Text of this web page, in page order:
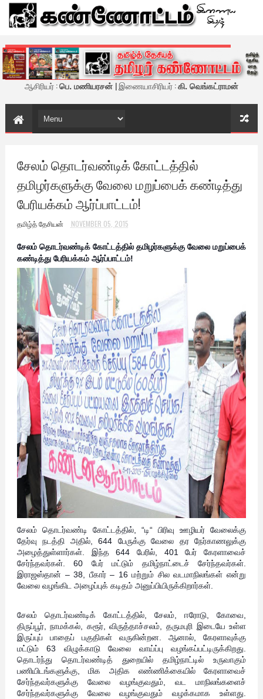
கண்ணோட்டம் - இணைய இதழ்
ஆசிரியர் :பெ. மணியரசன் | இணையாசிரியர் :கி. வெங்கட்ராமன்
சேலம் தொடர்வண்டிக் கோட்டத்தில்
தமிழர்களுக்கு வேலை மறுப்பைக் கண்டித்து
பேரியக்கம் ஆர்ப்பாட்டம்!
தமிழ்த் தேசியன் NOVEMBER 05, 2015
சேலம் தொடர்வண்டிக் கோட்டத்தில் தமிழர்களுக்கு வேலை மறுப்பைக்
கண்டித்து பேரியக்கம் ஆர்ப்பாட்டம்!
சேலம் தொடர்வண்டி கோட்டத்தில், “டி“ பிரிவு ஊழியர் வேலைக்கு
தேர்வு நடத்தி அதில், 644 பேருக்கு வேலை தர நேர்காணலுக்கு
அழைத்துள்ளார்கள். இந்த 644 பேரில், 401 பேர் கேரளாவைச்
சேர்ந்தவர்கள். 60 பேர் மட்டும் தமிழ்நாட்டைச் சேர்ந்தவர்கள்.
இராஜஸ்தான் – 38, பீகார் – 16 மற்றும் சில வடமாநிலங்கள் என்று
வேலை வழங்கிட அழைப்புக் கடிதம் அனுப்பியிருக்கிறார்கள்.
சேலம் தொடர்வண்டிக் கோட்டத்தில், சேலம், ஈரோடு, கோவை,
திருப்பூர், நாமக்கல், கரூர், விருத்தாச்சலம், தருமபுரி இடையே உள்ள
இருப்புப் பாதைப் பகுதிகள் வருகின்றன. ஆனால், கேரளாவுக்கு
மட்டும் 63 விழுக்காடு வேலை வாய்ப்பு வழங்கப்பட்டிருக்கிறது.
தொடர்ந்து தொடர்வண்டித் துறையில் தமிழ்நாட்டில் உருவாகும்
பணியிடங்களுக்கு, மிக அதிக எண்ணிக்கையில் கேரளாவைச்
சேர்ந்தவர்களுக்கு வேலை வழங்குவதும், வட மாநிலங்களைச்
சேர்ந்தவர்களுக்கு வேலை வழங்குவதும் வழக்கமாக உள்ளது.